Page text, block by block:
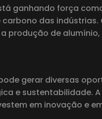
ganhando força
das indústrias.
produção de
gerar diversas
e sustentabilidade.
em inovação e